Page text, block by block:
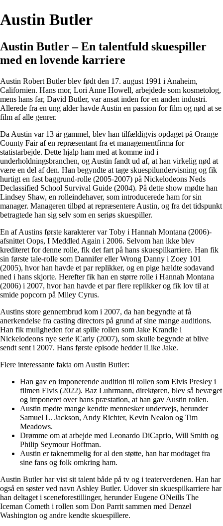
Austin Butler
Austin Butler – En talentfuld skuespiller
med en lovende karriere
Austin Robert Butler blev født den 17. august 1991 i Anaheim,
Californien. Hans mor, Lori Anne Howell, arbejdede som kosmetolog,
mens hans far, David Butler, var ansat inden for en anden industri.
Allerede fra en ung alder havde Austin en passion for film og nød at se
film af alle genrer.
Da Austin var 13 år gammel, blev han tilfældigvis opdaget på Orange
County Fair af en repræsentant fra et managementfirma for
statistarbejde. Dette hjalp ham med at komme ind i
underholdningsbranchen, og Austin fandt ud af, at han virkelig nød at
være en del af den. Han begyndte at tage skuespilundervisning og fik
hurtigt en fast baggrund-rolle (2005-2007) på Nickelodeons Neds
Declassified School Survival Guide (2004). På dette show mødte han
Lindsey Shaw, en rolleindehaver, som introducerede ham for sin
manager. Manageren tilbød at repræsentere Austin, og fra det tidspunkt
betragtede han sig selv som en seriøs skuespiller.
En af Austins første karakterer var Toby i Hannah Montana (2006)-
afsnittet Oops, I Meddled Again i 2006. Selvom han ikke blev
krediteret for denne rolle, fik det fart på hans skuespilkarriere. Han fik
sin første tale-rolle som Dannifer eller Wrong Danny i Zoey 101
(2005), hvor han havde et par replikker, og en pige hældte sodavand
ned i hans skjorte. Herefter fik han en større rolle i Hannah Montana
(2006) i 2007, hvor han havde et par flere replikker og fik lov til at
smide popcorn på Miley Cyrus.
Austins store gennembrud kom i 2007, da han begyndte at få
anerkendelse fra casting directors på grund af sine mange auditions.
Han fik muligheden for at spille rollen som Jake Krandle i
Nickelodeons nye serie iCarly (2007), som skulle begynde at blive
sendt sent i 2007. Hans første episode hedder iLike Jake.
Flere interessante fakta om Austin Butler:
Han gav en imponerende audition til rollen som Elvis Presley i
filmen Elvis (2022). Baz Luhrmann, direktøren, blev så bevæget
og imponeret over hans præstation, at han gav Austin rollen.
Austin mødte mange kendte mennesker undervejs, herunder
Samuel L. Jackson, Andy Richter, Kevin Nealon og Tim
Meadows.
Drømme om at arbejde med Leonardo DiCaprio, Will Smith og
Philip Seymour Hoffman.
Austin er taknemmelig for al den støtte, han har modtaget fra
sine fans og folk omkring ham.
Austin Butler har vist sit talent både på tv og i teaterverdenen. Han har
også en søster ved navn Ashley Butler. Udover sin skuespilkarriere har
han deltaget i sceneforestillinger, herunder Eugene ONeills The
Iceman Cometh i rollen som Don Parrit sammen med Denzel
Washington og andre kendte skuespillere.